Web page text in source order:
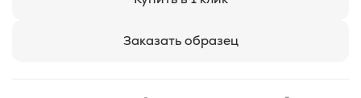
Заказать образец